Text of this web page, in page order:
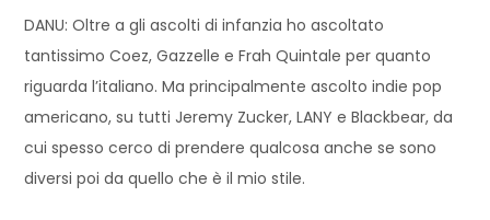
DANU: Oltre a gli ascolti di infanzia ho ascoltato
tantissimo Coez, Gazzelle e Frah Quintale per quanto
riguarda l’italiano. Ma principalmente ascolto indie pop
americano, su tutti Jeremy Zucker, LANY e Blackbear, da
cui spesso cerco di prendere qualcosa anche se sono
diversi poi da quello che è il mio stile.